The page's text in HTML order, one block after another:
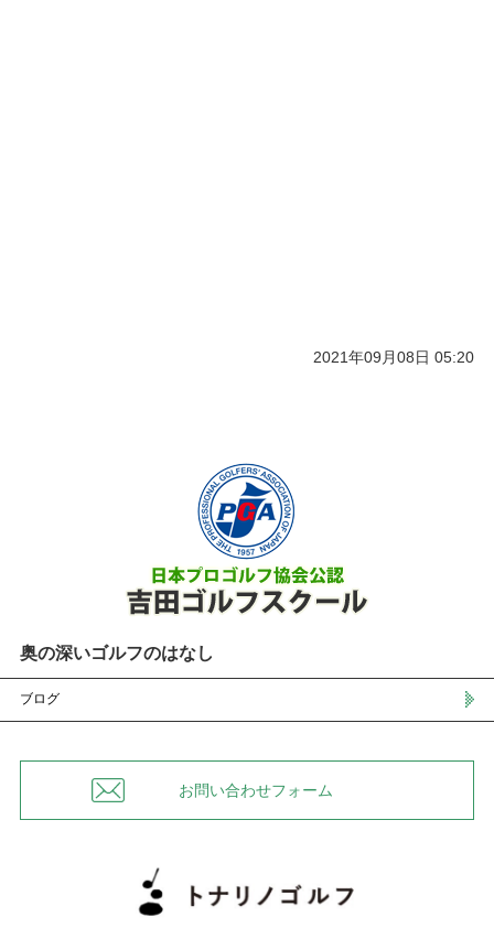
2021年09月08日 05:20
奥の深いゴルフのはなし
ブログ
お問い合わせフォーム